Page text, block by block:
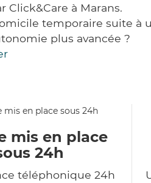
Click&Care à Marans.
temporaire suite à
plus avancée ?
mis en place
24h
téléphonique 24h